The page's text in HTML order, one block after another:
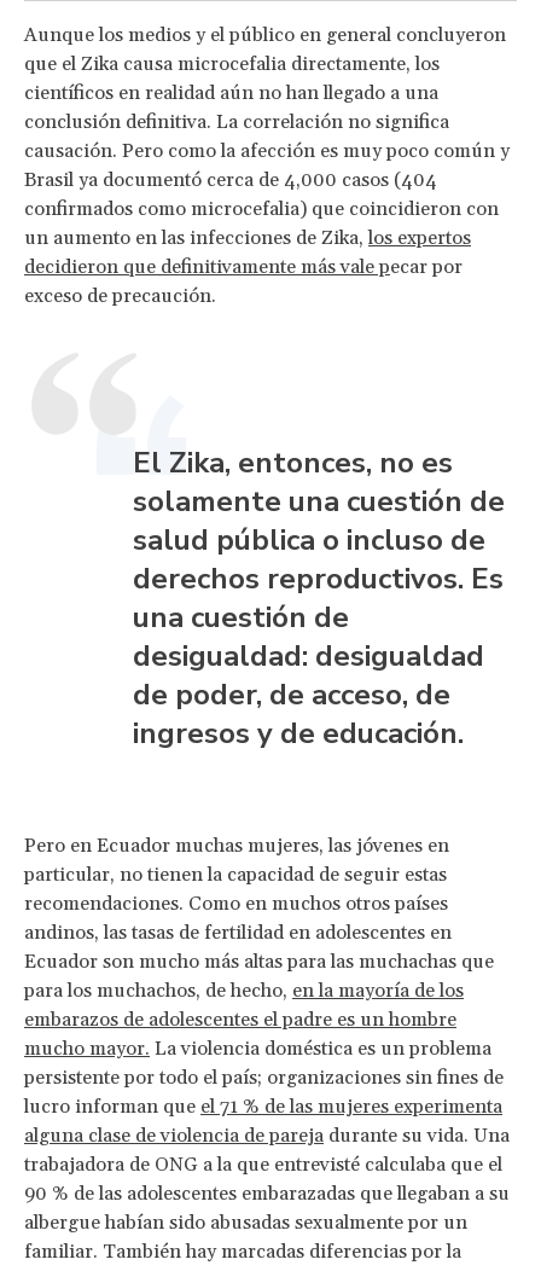
Aunque los medios y el público en general concluyeron
que el Zika causa microcefalia directamente, los
científicos en realidad aún no han llegado a una
conclusión definitiva. La correlación no significa
causación. Pero como la afección es muy poco común y
Brasil ya documentó cerca de 4,000 casos (404
confirmados como microcefalia) que coincidieron con
un aumento en las infecciones de Zika,los expertos
decidieron que definitivamente más vale pecar por
exceso de precaución.
El Zika, entonces, no es
solamente una cuestión de
salud pública o incluso de
derechos reproductivos. Es
una cuestión de
desigualdad: desigualdad
de poder, de acceso, de
ingresos y de educación.
Pero en Ecuador muchas mujeres, las jóvenes en
particular, no tienen la capacidad de seguir estas
recomendaciones. Como en muchos otros países
andinos, las tasas de fertilidad en adolescentes en
Ecuador son mucho más altas para las muchachas que
para los muchachos, de hecho, en la mayoría de los
embarazos de adolescentes el padre es un hombre
mucho mayor. La violencia doméstica es un problema
persistente por todo el país; organizaciones sin fines de
lucro informan que el 71 % de las mujeres experimenta
alguna clase de violencia de pareja durante su vida. Una
trabajadora de ONG a la que entrevisté calculaba que el
90 % de las adolescentes embarazadas que llegaban a su
albergue habían sido abusadas sexualmente por un
familiar. También hay marcadas diferencias por la